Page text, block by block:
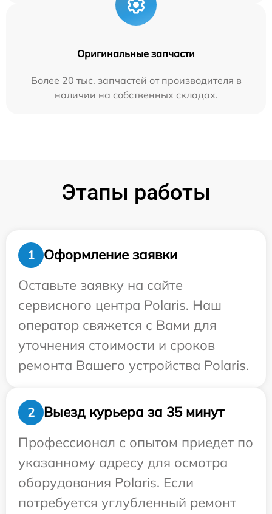
Оригинальные запчасти
Более 20 тыс. запчастей от производителя в
наличии на собственных складах.
Этапы работы
1
Оформление заявки
Оставьте заявку на сайте
сервисного центра Polaris. Наш
оператор свяжется с Вами для
уточнения стоимости и сроков
ремонта Вашего устройства Polaris.
2
Выезд курьера за 35 минут
Профессионал с опытом приедет по
указанному адресу для осмотра
оборудования Polaris. Если
потребуется углубленный ремонт